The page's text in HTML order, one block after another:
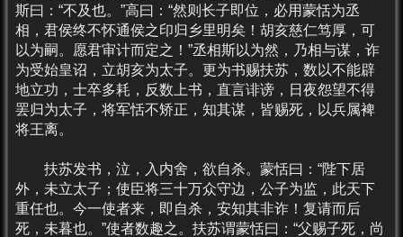
斯曰：“不及也。”高曰：“然则长子即位，必用蒙恬为丞
相，君侯终不怀通侯之印归乡里明矣！胡亥慈仁笃厚，可
以为嗣。愿君审计而定之！”丞相斯以为然，乃相与谋，诈
为受始皇诏，立胡亥为太子。更为书赐扶苏，数以不能辟
地立功，士卒多耗，反数上书，直言诽谤，日夜怨望不得
罢归为太子，将军恬不矫正，知其谋，皆赐死，以兵属裨
将王离。
扶苏发书，泣，入内舍，欲自杀。蒙恬曰：“陛下居
外，未立太子；使臣将三十万众守边，公子为监，此天下
重任也。今一使者来，即自杀，安知其非诈！复请而后
死，未暮也。”使者数趣之。扶苏谓蒙恬曰：“父赐子死，尚